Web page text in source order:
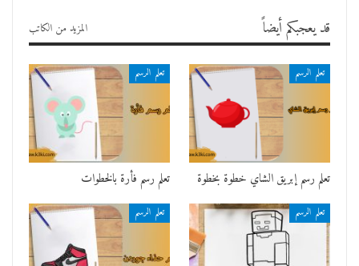
قد يعجبكم أيضاً المزيد من الكاتب
تعلم الرسم
تعلم رسم إبريق الشاي خطوة بخطوة
تعلم الرسم
تعلم رسم فأرة بالخطوات
تعلم الرسم تعلم الرسم